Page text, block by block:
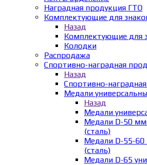
Наградная продукция ГТО
Комплектующие для
Назад
Комплектующие для
Колодки
Распродажа
Спортивно-наградная
Назад
Спортивно-
Медали
Назад
Медали
Медали D-50 мм
(сталь)
Медали D-55-60
(сталь)
Медали D-65